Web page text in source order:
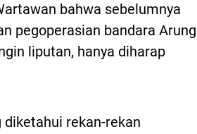
bahwa sebelumnya
pegoperasian bandara Arung
liputan, hanya diharap
rekan-rekan